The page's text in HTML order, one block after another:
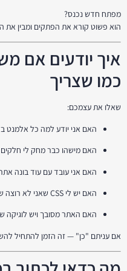
מפתח חדש נכנס?
הוא פשוט קורא את הפתקים ומבין את
איך יודעים אם
כמו שצריך
שאלו את עצמכם:
האם אני יודע למה כל אלמנט
האם מישהו כבר מחק לי
האם אני עובד עם עוד בונה
האם יש לי CSS שאני לא רוצה שיגעו בו?
האם האתר מסובך ויש לוגיקה
אם עניתם "כן" — זה הזמן להתחיל